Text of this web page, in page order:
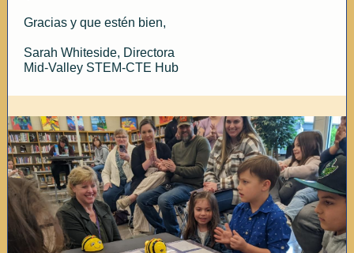
Gracias y que estén bien,
Sarah Whiteside, Directora
Mid-Valley STEM-CTE Hub